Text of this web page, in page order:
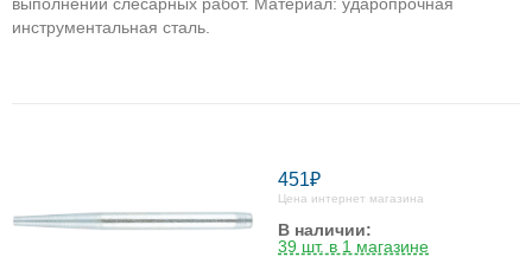
инструментальная сталь.
451₽
Цена интернет магазина
В наличии:
39 шт. в 1 магазине